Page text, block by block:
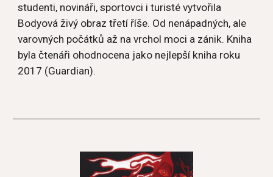
studenti, novináři, sportovci i turisté vytvořila
Bodyová živý obraz třetí říše. Od nenápadných, ale
varovných počátků až na vrchol moci a zánik. Kniha
byla čtenáři ohodnocena jako nejlepší kniha roku
2017 (Guardian).